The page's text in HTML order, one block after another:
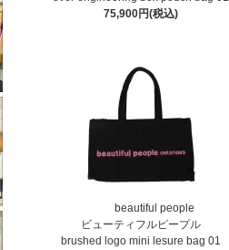
75,900円(税込)
beautiful people
ビューティフルピープル
brushed logo mini lesure bag 01